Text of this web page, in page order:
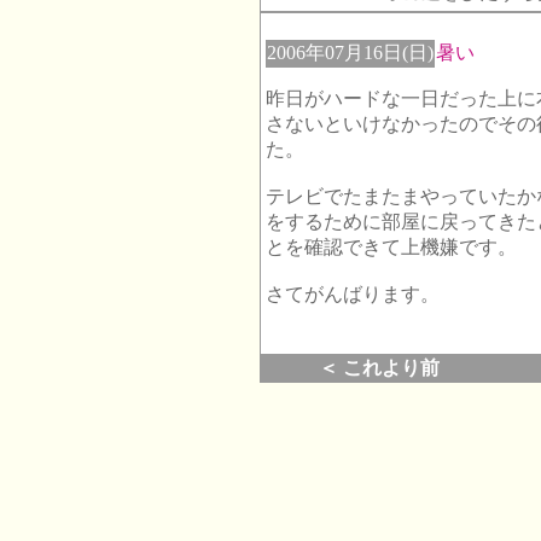
2006年07月16日(日)暑い
昨日がハードな一日だった上
さないといけなかったのでそ
た。
テレビでたまたまやっていた
をするために部屋に戻ってき
とを確認できて上機嫌です。
さてがんばります。
＜ これより前